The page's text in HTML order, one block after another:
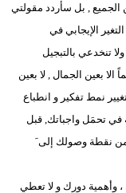
الجميع , بل سأردد مقولتي
الإيجابي في
تنخدعي بالتبجيل
بعين الجمال , لا بعين
نمط تفكير و انطباع
في تحمَل واجباتك, قبل
من نقطة وصولك إلى
وأهمية دورك و لا تعطي